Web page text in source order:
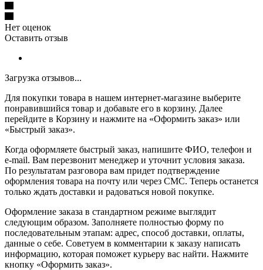
Нет оценок
Оставить отзыв
Загрузка отзывов...
Для покупки товара в нашем интернет-магазине выберите
понравившийся товар и добавьте его в корзину. Далее
перейдите в Корзину и нажмите на «Оформить заказ» или
«Быстрый заказ».
Когда оформляете быстрый заказ, напишите ФИО, телефон и
e-mail. Вам перезвонит менеджер и уточнит условия заказа.
По результатам разговора вам придет подтверждение
оформления товара на почту или через СМС. Теперь останется
только ждать доставки и радоваться новой покупке.
Оформление заказа в стандартном режиме выглядит
следующим образом. Заполняете полностью форму по
последовательным этапам: адрес, способ доставки, оплаты,
данные о себе. Советуем в комментарии к заказу написать
информацию, которая поможет курьеру вас найти. Нажмите
кнопку «Оформить заказ».